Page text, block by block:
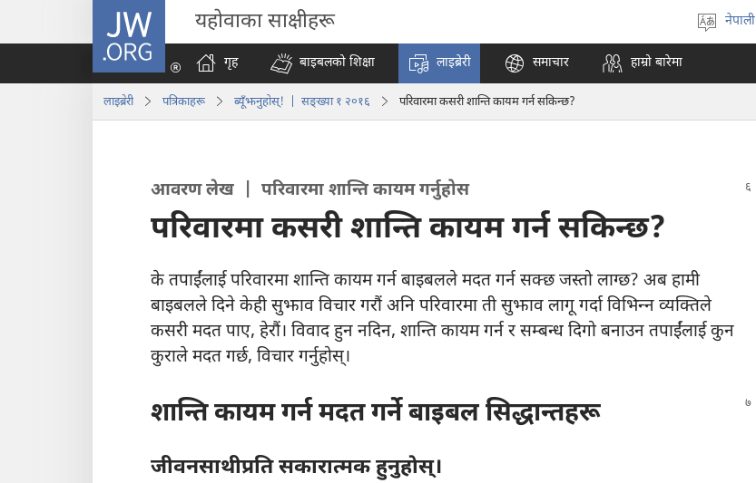
JW.ORG यहोवाका साक्षीहरू
रोज्ने
नेपाली
गृह बाइबलको शिक्षा लाइब्रेरी समाचार हाम्रो बारेमा
लाइब्रेरी पत्रिकाहरू ब्यूँझनुहोस्! | सङ्ख्या १ २०१६ परिवारमा कसरी शान्ति कायम गर्न सकिन्छ?
आवरण लेख | परिवारमा शान्ति कायम गर्नुहोस
परिवारमा कसरी शान्ति कायम गर्न सकिन्छ?
के तपाईंलाई परिवारमा शान्ति कायम गर्न बाइबलले मदत गर्न सक्छ जस्तो लाग्छ? अब हामी
बाइबलले दिने केही सुझाव विचार गरौं अनि परिवारमा ती सुझाव लागू गर्दा विभिन्‍न व्यक्‍तिले
कसरी मदत पाए, हेरौं। विवाद हुन नदिन, शान्ति कायम गर्न र सम्बन्ध दिगो बनाउन तपाईंलाई कुन
कुराले मदत गर्छ, विचार गर्नुहोस्‌।
शान्ति कायम गर्न मदत गर्ने बाइबल सिद्धान्तहरू
जीवनसाथीप्रति सकारात्मक हुनुहोस्‌।